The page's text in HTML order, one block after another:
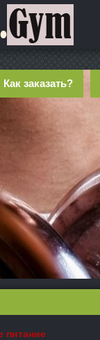
Как заказать?
питание